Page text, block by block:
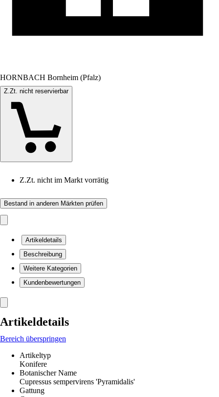
HORNBACH Bornheim (Pfalz)
Z.Zt. nicht reservierbar
Z.Zt. nicht im Markt vorrätig
Bestand in anderen Märkten prüfen
Artikeldetails
Beschreibung
Weitere Kategorien
Kundenbewertungen
Artikeldetails
Bereich überspringen
Artikeltyp
Konifere
Botanischer Name
Cupressus sempervirens 'Pyramidalis'
Gattung